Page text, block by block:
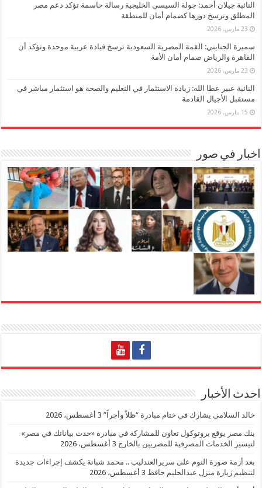
النائبة جيلان أحمد: جولة السيسي الخليجية رسالة حاسمة تؤكد دعم مصر
المطلق وترسخ دورها كصمام أمان للمنطقة
23 مارس، 2026
سميرة الجنايني: القمة المصرية السعودية ترسخ قيادة عربية موحدة وتؤكد أن
القاهرة والرياض صمام أمان الأمة
23 مارس، 2026
النائبة عبير عطا الله: زيادة الاستثمار في التعليم والصحة هو استثمار مباشر في
مستقبل الأجيال القادمة
15 مارس، 2026
اخبار في صور
احدث الأخبار
خالد السلامي يشارك في ختام مبادرة “ظلاً وأجراً” 3 أغسطس، 2026
بنك مصر يوقع بروتوكول تعاون للمشاركة في مبادرة «حدث بياناتك في مصر»
لتيسير الخدمات المصرفية للمصريين بالخارج 3 أغسطس، 2026
بعد أزمة صورة النوم على سريرالعندليب .. محمد شبانة يكشف إجراءات جديدة
لتنظيم زيارة منزل عبدالحليم حافظ 3 أغسطس، 2026